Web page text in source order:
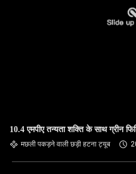
10.4 एमपीए तन्यता शक्ति के साथ ग्रीन
मछली पकड़ने वाली छड़ी हटना ट्यूब